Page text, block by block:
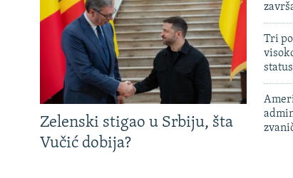
Zelenski stigao u Srbiju, šta
Vučić dobija?
Tri